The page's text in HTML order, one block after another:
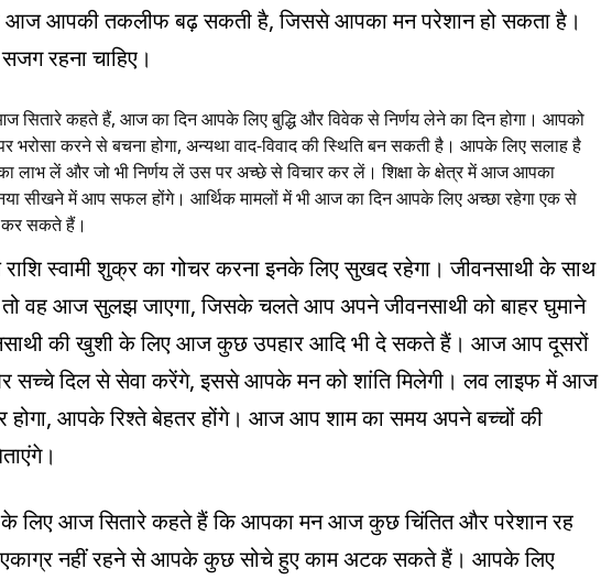
आज आपकी तकलीफ बढ़ सकती है, जिससे आपका मन परेशान हो सकता है।
रहना चाहिए।
सितारे कहते हैं, आज का दिन आपके लिए बुद्धि और विवेक से निर्णय लेने का दिन होगा। आपको
भरोसा करने से बचना होगा, अन्यथा वाद-विवाद की स्थिति बन सकती है। आपके लिए सलाह है
लें और जो भी निर्णय लें उस पर अच्छे से विचार कर लें। शिक्षा के क्षेत्र में आज आपका
सीखने में आप सफल होंगे। आर्थिक मामलों में भी आज का दिन आपके लिए अच्छा रहेगा एक से
कर सकते हैं।
स्वामी शुक्र का गोचर करना इनके लिए सुखद रहेगा। जीवनसाथी के साथ
तो वह आज सुलझ जाएगा, जिसके चलते आप अपने जीवनसाथी को बाहर घुमाने
की खुशी के लिए आज कुछ उपहार आदि भी दे सकते हैं। आज आप दूसरों
सच्चे दिल से सेवा करेंगे, इससे आपके मन को शांति मिलेगी। लव लाइफ में आज
होगा, आपके रिश्ते बेहतर होंगे। आज आप शाम का समय अपने बच्चों की
के लिए आज सितारे कहते हैं कि आपका मन आज कुछ चिंतित और परेशान रह
नहीं रहने से आपके कुछ सोचे हुए काम अटक सकते हैं। आपके लिए